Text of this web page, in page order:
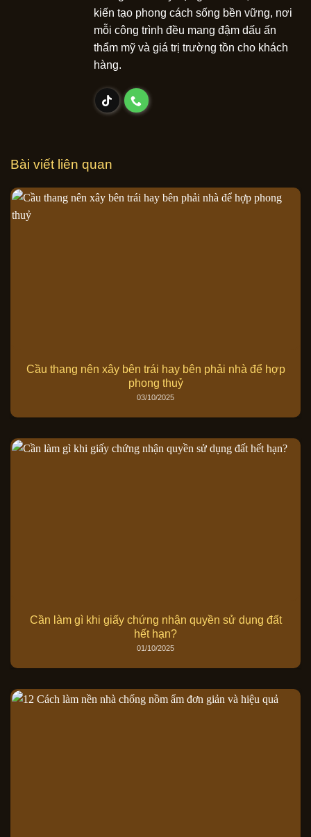
kiến tạo phong cách sống bền vững, nơi
mỗi công trình đều mang đậm dấu ấn
thẩm mỹ và giá trị trường tồn cho khách
hàng.
Bài viết liên quan
Cầu thang nên xây bên trái hay bên phải nhà để hợp
phong thuỷ
03/10/2025
Cần làm gì khi giấy chứng nhận quyền sử dụng đất
hết hạn?
01/10/2025